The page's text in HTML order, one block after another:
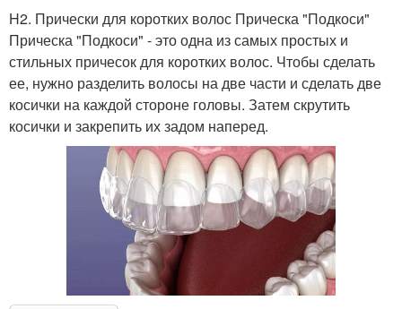
H2. Прически для коротких волос Прическа "Подкоси"
Прическа "Подкоси" - это одна из самых простых и
стильных причесок для коротких волос. Чтобы сделать
ее, нужно разделить волосы на две части и сделать две
косички на каждой стороне головы. Затем скрутить
косички и закрепить их задом наперед.